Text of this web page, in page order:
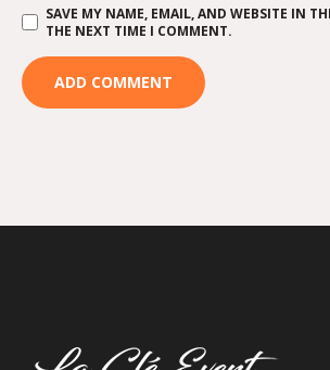
SAVE MY NAME, EMAIL, AND WEBSITE IN
THE NEXT TIME I COMMENT.